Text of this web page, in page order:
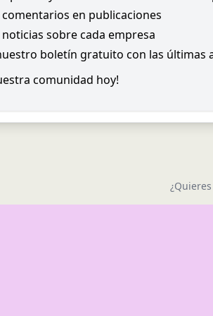
en publicaciones
sobre cada empresa
boletín gratuito con las últimas
comunidad hoy!